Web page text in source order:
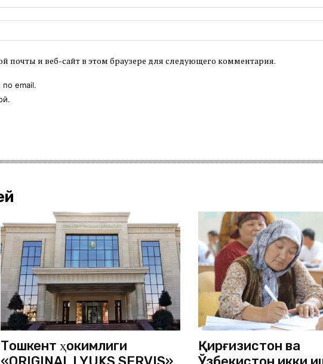
почты и веб-сайт в этом браузере для следующего комментария.
email.
Тошкент ҳокимлиги
Қирғизистон ва